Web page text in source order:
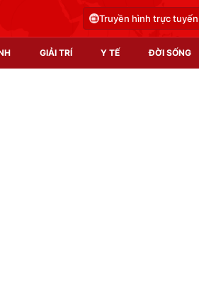
Truyền hình trực tuyến
GIẢI TRÍ Y TẾ ĐỜI SỐNG